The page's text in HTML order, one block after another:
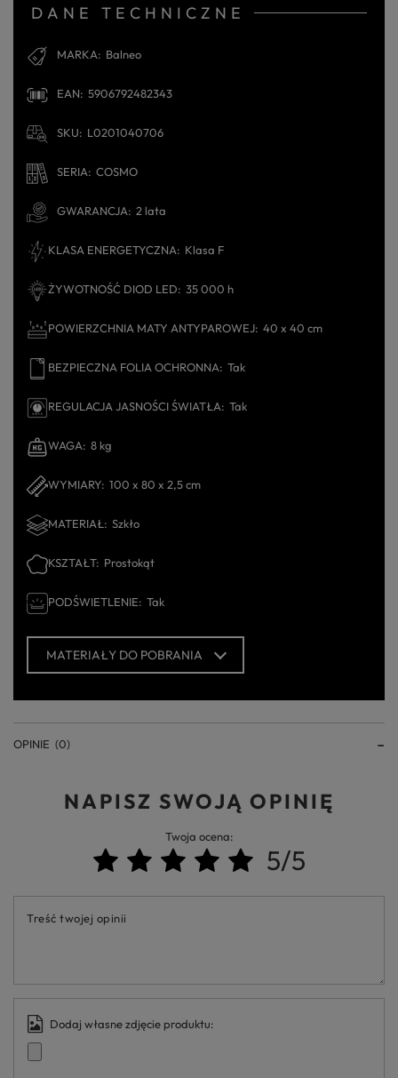
DANE TECHNICZNE
MARKA Balneo
EAN 5906792482343
SKU L0201040706
SERIA COSMO
GWARANCJA 2 lata
KLASA ENERGETYCZNA Klasa F
ŻYWOTNOŚĆ DIOD LED 35 000 h
POWIERZCHNIA MATY ANTYPAROWEJ 40 x 40 cm
BEZPIECZNA FOLIA OCHRONNA Tak
REGULACJA JASNOŚCI ŚWIATŁA Tak
WAGA 8 kg
WYMIARY 100 x 80 x 2,5 cm
MATERIAŁ Szkło
KSZTAŁT Prostokąt
PODŚWIETLENIE Tak
MATERIAŁY DO POBRANIA
OPINIE (0)
NAPISZ SWOJĄ OPINIĘ
Twoja ocena:
5/5
Treść twojej opinii
Dodaj własne zdjęcie produktu: